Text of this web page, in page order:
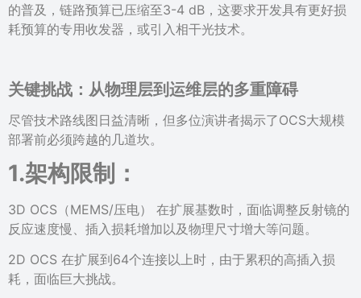
的普及，链路预算已压缩至3-4 dB，这要求开发具有更好损
耗预算的专用收发器，或引入相干光技术。
关键挑战： 从物理层到运维层的多重障碍
尽管技术路线图日益清晰，但多位演讲者揭示了OCS大规模
部署前必须跨越的几道坎。
1.架构限制：
3D OCS（MEMS/压电） 在扩展基数时，面临调整反射镜的
反应速度慢、插入损耗增加以及物理尺寸增大等问题。
2D OCS 在扩展到64个连接以上时，由于累积的高插入损
耗，面临巨大挑战。